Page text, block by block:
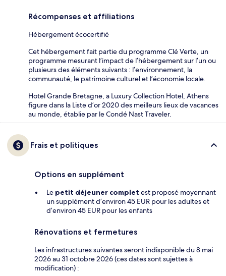
Récompenses et affiliations
Hébergement écocertifié
Cet hébergement fait partie du programme Clé Verte, un
programme mesurant l’impact de l’hébergement sur l’un ou
plusieurs des éléments suivants : l’environnement, la
communauté, le patrimoine culturel et l’économie locale.
Hotel Grande Bretagne, a Luxury Collection Hotel, Athens
figure dans la Liste d’or 2020 des meilleurs lieux de vacances
au monde, établie par le Condé Nast Traveler.
Frais et politiques
Options en supplément
Le petit déjeuner complet est proposé moyennant
un supplément d’environ 45 EUR pour les adultes et
d’environ 45 EUR pour les enfants
Rénovations et fermetures
Les infrastructures suivantes seront indisponible du 8 mai
2026 au 31 octobre 2026 (ces dates sont sujettes à
modification) :